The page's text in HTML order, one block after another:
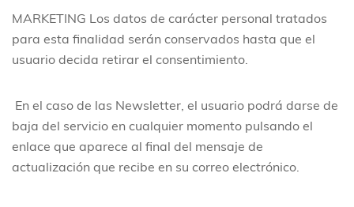
MARKETING Los datos de carácter personal tratados
para esta finalidad serán conservados hasta que el
usuario decida retirar el consentimiento.
En el caso de las Newsletter, el usuario podrá darse de
baja del servicio en cualquier momento pulsando el
enlace que aparece al final del mensaje de
actualización que recibe en su correo electrónico.